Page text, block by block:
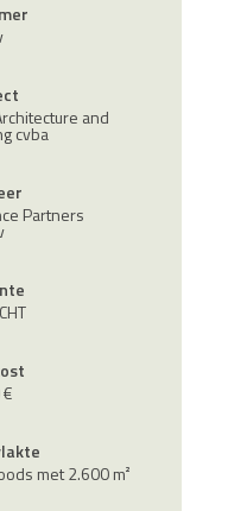
and
cvba
Partners
met 2.600 m²